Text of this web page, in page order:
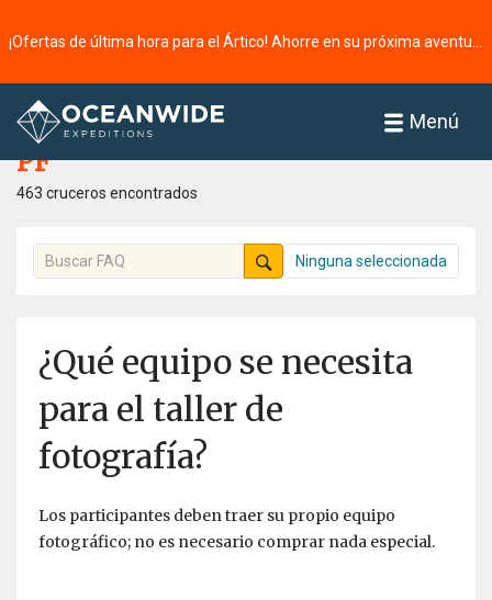
Menú
Página principal
PF
463 cruceros encontrados
Ninguna seleccionada
¿Qué equipo se necesita
para el taller de
fotografía?
Los participantes deben traer su propio equipo
fotográfico; no es necesario comprar nada especial.